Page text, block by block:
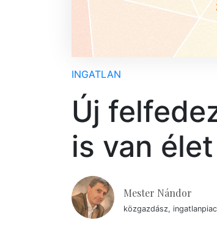
INGATLAN
Új
is van
Mester Nándor
közgazdász,